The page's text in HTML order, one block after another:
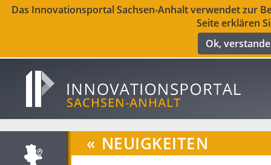
Das Innovationsportal Sachsen-Anhalt verwendet zur
Seite erklären
Ok,
« NEUIGKEITEN